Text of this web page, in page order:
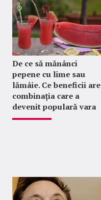
De ce să mănânci
pepene cu lime sau
lămâie. Ce beneficii are
combinația care a
devenit populară vara